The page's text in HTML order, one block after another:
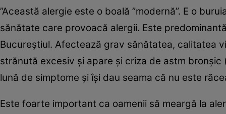
”Această alergie este o boală ”modernă”. E o
sănătate care provoacă alergii. Este
Bucureştiul. Afectează grav sănătatea, calitatea
strănută excesiv şi apare şi criza de astm
lună de simptome şi îşi dau seama că nu este
Este foarte important ca oamenii să meargă la